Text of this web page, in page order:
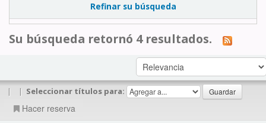
Refinar su búsqueda
Su búsqueda retornó 4 resultados.
| | Seleccionar títulos para:
Hacer reserva